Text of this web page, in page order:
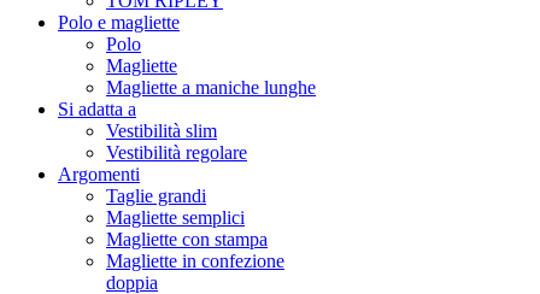
Polo e magliette
Polo
Magliette
Magliette a maniche lunghe
Si adatta a
Vestibilità slim
Vestibilità regolare
Argomenti
Taglie grandi
Magliette semplici
Magliette con stampa
Magliette in confezione
doppia